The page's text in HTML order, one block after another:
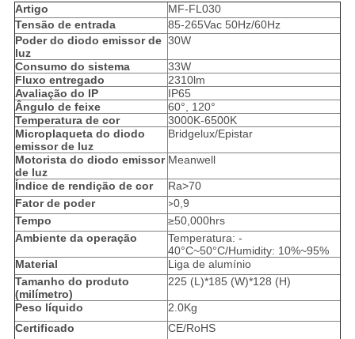
Artigo
MF-FL030
Tensão de entrada
85-265Vac 50Hz/60Hz
Poder do diodo emissor de
luz
30W
Consumo do sistema
33W
Fluxo entregado
2310lm
Avaliação do IP
IP65
Ângulo de feixe
60°, 120°
Temperatura de cor
3000K-6500K
Microplaqueta do diodo
emissor de luz
Bridgelux/Epistar
Motorista do diodo emissor
de luz
Meanwell
Índice de rendição de cor
Ra>70
Fator de poder
>0,9
Tempo
≥50,000hrs
Ambiente da operação
Temperatura: -
40°C~50°C/Humidity: 10%~95%
Material
Liga de alumínio
Tamanho do produto
(milímetro)
225 (L)*185 (W)*128 (H)
Peso líquido
2.0Kg
Certificado
CE/RoHS